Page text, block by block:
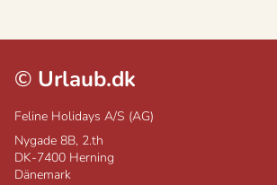
© Urlaub.dk
Feline Holidays A/S (AG)
Nygade 8B, 2.th
DK-7400 Herning
Dänemark